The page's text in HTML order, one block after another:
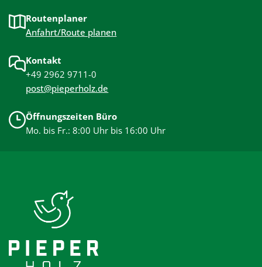
Routenplaner
Anfahrt/Route planen
Kontakt
+49 2962 9711-0
post@pieperholz.de
Öffnungszeiten Büro
Mo. bis Fr.: 8:00 Uhr bis 16:00 Uhr